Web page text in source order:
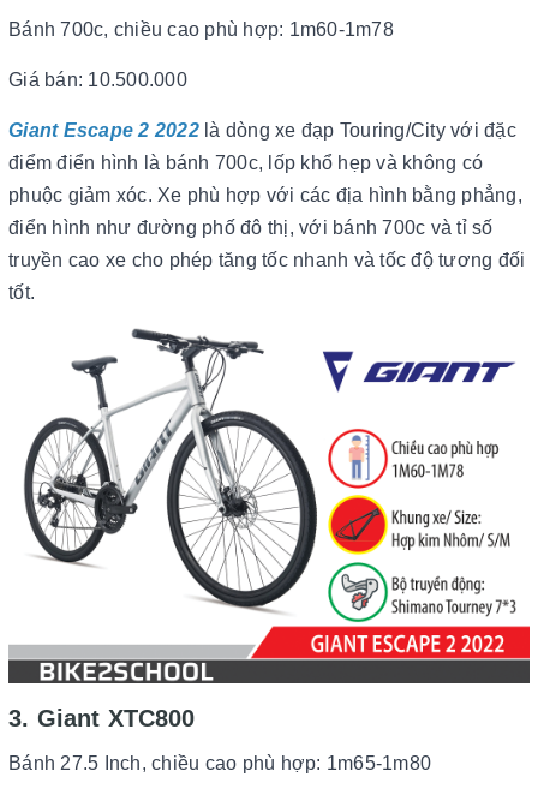
Bánh 700c, chiều cao phù hợp: 1m60-1m78
Giá bán: 10.500.000
Giant Escape 2 2022là dòng xe đạp Touring/City với đặc
điểm điển hình là bánh 700c, lốp khổ hẹp và không có
phuộc giảm xóc. Xe phù hợp với các địa hình bằng phẳng,
điển hình như đường phố đô thị, với bánh 700c và tỉ số
truyền cao xe cho phép tăng tốc nhanh và tốc độ tương đối
tốt.
3. Giant XTC800
Bánh 27.5 Inch, chiều cao phù hợp: 1m65-1m80